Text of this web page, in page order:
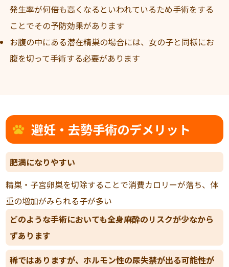
発生率が何倍も高くなるといわれているため手術をする
ことでその予防効果があります
お腹の中にある潜在精巣の場合には、女の子と同様にお
腹を切って手術する必要があります
避妊・去勢手術のデメリット
肥満になりやすい
精巣・子宮卵巣を切除することで消費カロリーが落ち、体
重の増加がみられる子が多い
どのような手術においても全身麻酔のリスクが少なから
ずあります
稀ではありますが、ホルモン性の尿失禁が出る可能性が